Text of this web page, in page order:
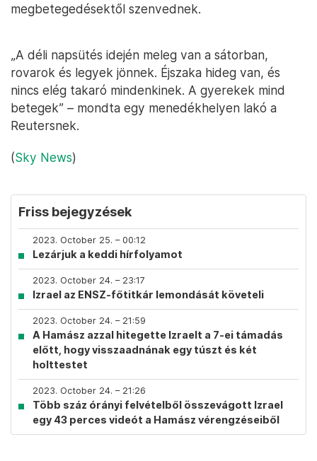
megbetegedésektől szenvednek.
„A déli napsütés idején meleg van a sátorban,
rovarok és legyek jönnek. Éjszaka hideg van, és
nincs elég takaró mindenkinek. A gyerekek mind
betegek” – mondta egy menedékhelyen lakó a
Reutersnek.
(Sky News)
Friss bejegyzések
2023. October 25. – 00:12
Lezárjuk a keddi hírfolyamot
2023. October 24. – 23:17
Izrael az ENSZ-főtitkár lemondását követeli
2023. October 24. – 21:59
A Hamász azzal hitegette Izraelt a 7-ei támadás
előtt, hogy visszaadnának egy túszt és két
holttestet
2023. October 24. – 21:26
Több száz órányi felvételből összevágott Izrael
egy 43 perces videót a Hamász vérengzéseiből